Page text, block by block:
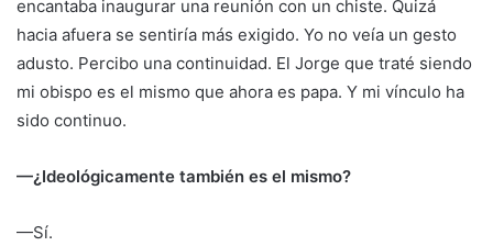
encantaba inaugurar una reunión con un chiste. Quizá
hacia afuera se sentiría más exigido. Yo no veía un gesto
adusto. Percibo una continuidad. El Jorge que traté siendo
mi obispo es el mismo que ahora es papa. Y mi vínculo ha
sido continuo.
—¿Ideológicamente también es el mismo?
—Sí.